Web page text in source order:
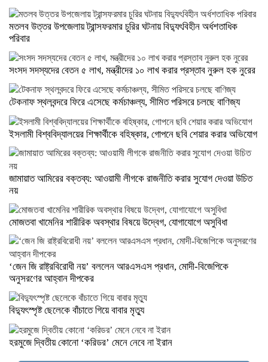
মতলব উত্তর উপজেলায় ট্রান্সফরমার চুরির ঘটনায় বিদ্যুৎবিহীন অর্ধশতাধিক
পরিবার
সংসদ সদস্যদের বেতন ৫ লাখ, মন্ত্রীদের ১০ লাখ করার প্রস্তাব নুরুল হক নুরের
টেকনাফ স্থলবন্দরে ফিরে এসেছে কর্মচাঞ্চল্য, সীমিত পরিসরে চলছে বাণিজ্য
ইসলামী বিশ্ববিদ্যালয়ের শিক্ষার্থীকে বহিষ্কার, গোপনে ছবি শেয়ার করার অভিযোগ
জামায়াত আমিরের বক্তব্য: আওয়ামী লীগকে রাজনীতি করার সুযোগ দেওয়া উচিত
নয়
মোজতবা খামেনির শারীরিক অবস্থার বিষয়ে উদ্বেগ, যোগাযোগে অসুবিধা
‘জেন জি রাষ্ট্রবিরোধী নয়’ বললেন আরএসএস প্রধান, মোদী-বিজেপিকে
অনুসরণের আহ্বান দীপকের
বিদ্যুৎস্পৃষ্ট ছেলেকে বাঁচাতে গিয়ে বাবার মৃত্যু
হরমুজে দ্বিতীয় কোনো ‘করিডর’ মেনে নেবে না ইরান